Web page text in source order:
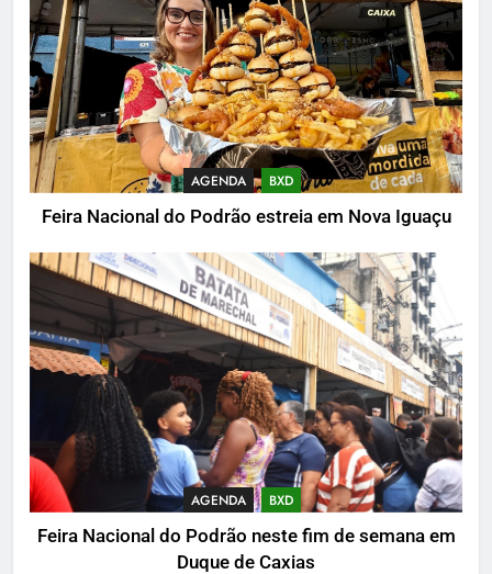
AGENDA BXD
Feira Nacional do Podrão estreia em Nova Iguaçu
AGENDA BXD
Feira Nacional do Podrão neste fim de semana em
Duque de Caxias